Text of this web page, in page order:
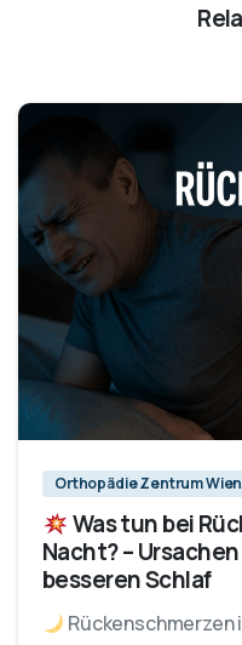
Orthopädie Zentrum
Was tun bei
Nacht? –
besseren Schlaf
Rückenschmerzen